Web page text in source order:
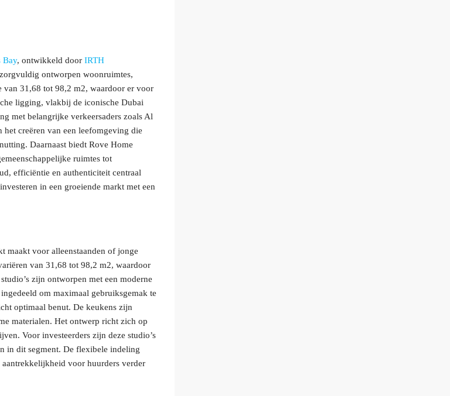
Bay, ontwikkeld door IRTH
ontworpen woonruimtes,
van 31,68 tot 98,2 m2, waardoor er voor
ligging, vlakbij de iconische Dubai
met belangrijke verkeersaders zoals Al
het creëren van een leefomgeving die
Daarnaast biedt Rove Home
ruimtes tot
efficiëntie en authenticiteit centraal
in een groeiende markt met een
maakt voor alleenstaanden of jonge
van 31,68 tot 98,2 m2, waardoor
zijn ontworpen met een moderne
om maximaal gebruiksgemak te
optimaal benut. De keukens zijn
materialen. Het ontwerp richt zich op
Voor investeerders zijn deze studio’s
in dit segment. De flexibele indeling
voor huurders verder